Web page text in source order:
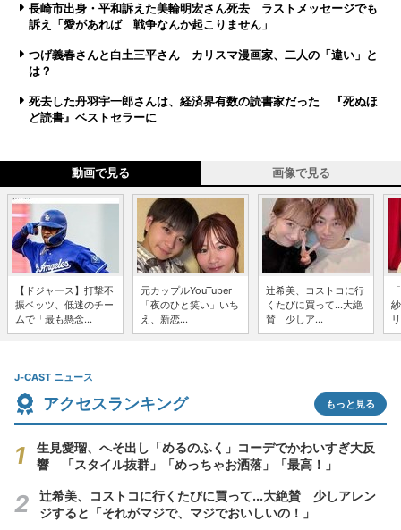
長崎市出身・平和訴えた美輪明宏さん死去 ラストメッセージでも
訴え「愛があれば 戦争なんか起こりません」
つげ義春さんと白土三平さん カリスマ漫画家、二人の「違い」と
は？
死去した丹羽宇一郎さんは、経済界有数の読書家だった 『死ぬほ
ど読書』ベストセラーに
動画で見る 画像で見る
【ドジャース】打撃不
振ベッツ、低迷のチー
ムで「最も懸念...
元カップルYouTuber
「夜のひと笑い」いち
え、新恋...
辻希美、コストコに行
くたびに買って...大絶
賛 少しア...
J-CAST ニュース
アクセスランキング もっと見る
生見愛瑠、へそ出し「めるのふく」コーデでかわいすぎ大反
響 「スタイル抜群」「めっちゃお洒落」「最高！」
辻希美、コストコに行くたびに買って...大絶賛 少しアレン
ジすると「それがマジで、マジでおいしいの！」